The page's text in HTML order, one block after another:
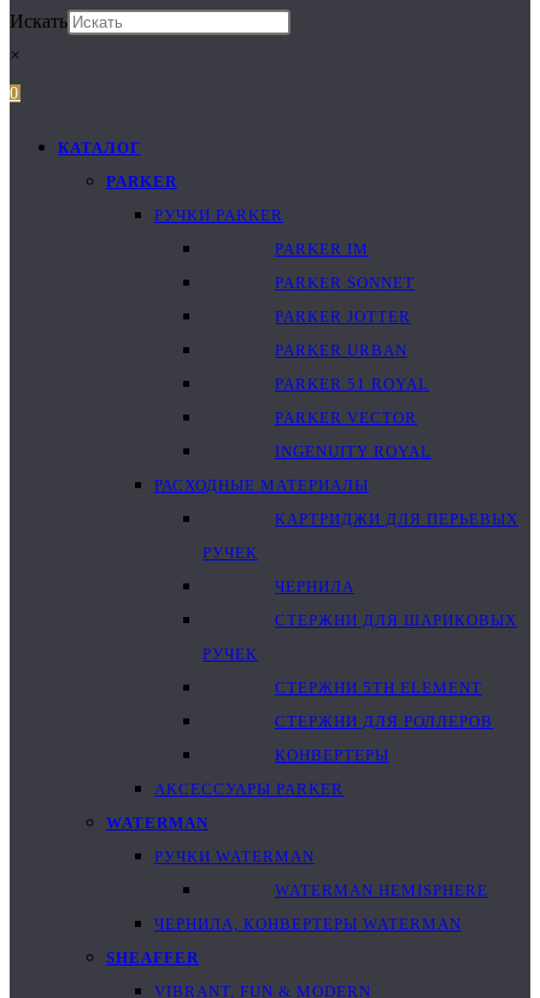
Искать
×
0
КАТАЛОГ
PARKER
РУЧКИ PARKER
PARKER IM
PARKER SONNET
PARKER JOTTER
PARKER URBAN
PARKER 51 ROYAL
PARKER VECTOR
INGENUITY ROYAL
РАСХОДНЫЕ МАТЕРИАЛЫ
КАРТРИДЖИ ДЛЯ ПЕРЬЕВЫХ
РУЧЕК
ЧЕРНИЛА
СТЕРЖНИ ДЛЯ ШАРИКОВЫХ
РУЧЕК
СТЕРЖНИ 5TH ELEMENT
СТЕРЖНИ ДЛЯ РОЛЛЕРОВ
КОНВЕРТЕРЫ
АКСЕССУАРЫ PARKER
WATERMAN
РУЧКИ WATERMAN
WATERMAN HEMISPHERE
ЧЕРНИЛА, КОНВЕРТЕРЫ WATERMAN
SHEAFFER
VIBRANT, FUN & MODERN